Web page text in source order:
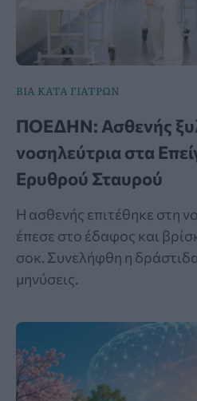
ΒΙΑ ΚΑΤΑ ΓΙΑΤΡΩΝ
ΠΟΕΔΗΝ: Ασθενής
νοσηλεύτρια στα
Ερυθρού Σταυρού
Η ασθενής επιτέθηκε στη
έπεσε στο έδαφος και
σοκ. Συνελήφθη η
μηνύσεις.